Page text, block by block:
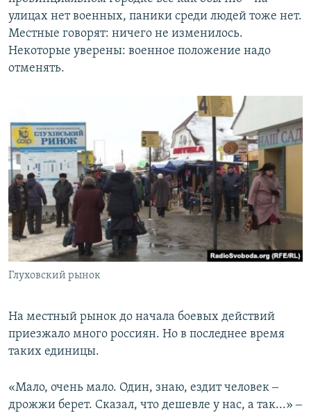
улицах нет военных, паники среди людей тоже нет.
Местные говорят: ничего не изменилось.
Некоторые уверены: военное положение надо
отменять.
Глуховский рынок
На местный рынок до начала боевых действий
приезжало много россиян. Но в последнее время
таких единицы.
«Мало, очень мало. Один, знаю, ездит человек ‒
дрожжи берет. Сказал, что дешевле у нас, а так...» ‒